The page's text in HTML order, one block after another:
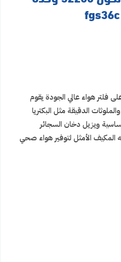
فلتر هواء عالي الجودة يقوم
والملوثات الدقيقة مثل البكتريا
ويزيل دخان السجائر
المكيف الأمثل لتوفير هواء صحي